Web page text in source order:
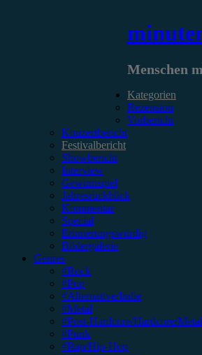
Menschen
Kategorien
Rezension
Vorbericht
Konzertbericht
Festivalbericht
Showbericht
Interview
Gewinnspiel
Jahresrückblick
Kommentar
Special
Erinnerungswürdig
Bildergalerie
Genres
#Rock
#Pop
#Alternative/Indie
#Metal
#Post-Hardcore/Hardcore/
#Punk
#Rap/Hip-Hop